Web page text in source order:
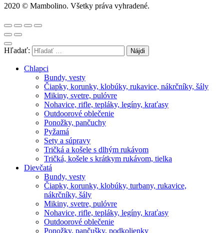
2020 © Mambolino. Všetky práva vyhradené.
Hľadať:
Chlapci
Bundy, vesty
Čiapky, korunky, klobúky, rukavice, nákrčníky, šály
Mikiny, svetre, pulóvre
Nohavice, rifle, tepláky, legíny, kraťasy
Outdoorové oblečenie
Ponožky, pančuchy
Pyžamá
Sety a súpravy
Tričká a košele s dlhým rukávom
Tričká, košele s krátkym rukávom, tielka
Dievčatá
Bundy, vesty
Čiapky, korunky, klobúky, turbany, rukavice,
nákrčníky, šály
Mikiny, svetre, pulóvre
Nohavice, rifle, tepláky, legíny, kraťasy
Outdoorové oblečenie
Ponožky, pančušky, podkolienky